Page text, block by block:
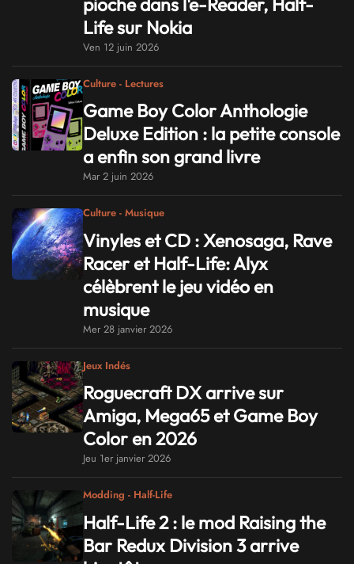
Life sur Nokia
Ven 12 juin 2026
Culture - Lectures
Game Boy Color Anthologie
Deluxe Edition : la petite console
a enfin son grand livre
Mar 2 juin 2026
Culture - Musique
Vinyles et CD : Xenosaga, Rave
Racer et Half-Life: Alyx
célèbrent le jeu vidéo en
musique
Mer 28 janvier 2026
Jeux Indés
Roguecraft DX arrive sur
Amiga, Mega65 et Game Boy
Color en 2026
Jeu 1er janvier 2026
Modding - Half-Life
Half-Life 2 : le mod Raising the
Bar Redux Division 3 arrive